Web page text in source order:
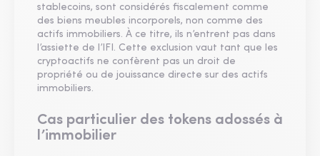
stablecoins, sont considérés fiscalement comme
des biens meubles incorporels, non comme des
actifs immobiliers. À ce titre, ils n’entrent pas dans
l’assiette de l’IFI. Cette exclusion vaut tant que les
cryptoactifs ne confèrent pas un droit de
propriété ou de jouissance directe sur des actifs
immobiliers.
Cas particulier des tokens adossés à
l’immobilier